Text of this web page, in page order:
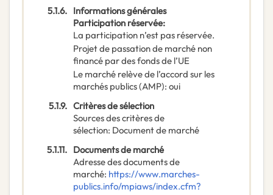
5.1.6. Informations générales
Participation réservée:
La participation n’est pas réservée.
Projet de passation de marché non
financé par des fonds de l’UE
Le marché relève de l’accord sur les
marchés publics (AMP): oui
5.1.9. Critères de sélection
Sources des critères de
sélection: Document de marché
5.1.11. Documents de marché
Adresse des documents de
marché: https://www.marches-
publics.info/mpiaws/index.cfm?